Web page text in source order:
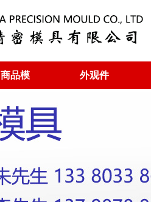
商品模 外观件